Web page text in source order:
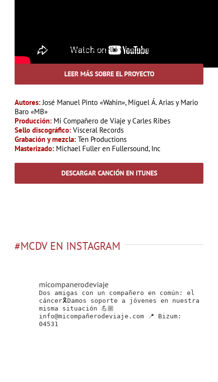
Belena Gaynor, Alejandra Castelló y Focusingvlogs
LEER MÁS SOBRE EL PROYECTO
Autores: José Manuel Pinto «Wahin», Miguel Á. Arias y Mario
Baro «MB»
Producción: Mi Compañero de Viaje y Carles Ribes
Sello discográfico: Visceral Records
Grabación y mezcla: Ten Productions
Masterizado: Michael Fuller en Fullersound, Inc
DESCARGAR CANCIÓN EN ITUNES
#MCDV EN INSTAGRAM
micompanerodeviaje
Dos amigas con un compañero en común: el
cáncer🎗Damos soporte a jóvenes en nuestra
misma situación 💪🏼
info@micompañerodeviaje.com 📍 Bizum:
04531